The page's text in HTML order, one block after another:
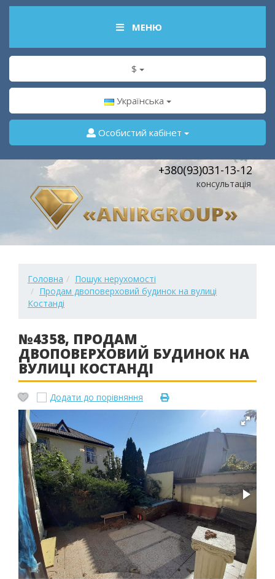
МЕНЮ
$
Українська
Особистий кабінет
+380(93)031-13-12
консультація
Головна
Пошук нерухомості
Продам двоповерховий будинок на вулиці
Костанді
№4358, ПРОДАМ
ДВОПОВЕРХОВИЙ БУДИНОК НА
ВУЛИЦІ КОСТАНДІ
Додати до порівняння